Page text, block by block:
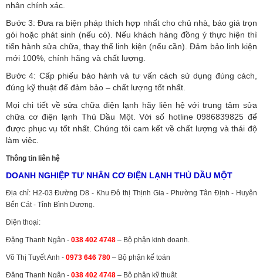
nhân chính xác.
Bước 3: Đưa ra biện pháp thích hợp nhất cho chủ nhà, báo giá trọn
gói hoặc phát sinh (nếu có). Nếu khách hàng đồng ý thực hiện thì
tiến hành sửa chữa, thay thế linh kiện (nếu cần). Đảm bảo linh kiện
mới 100%, chính hãng và chất lượng.
Bước 4: Cấp phiếu bảo hành và tư vấn cách sử dụng đúng cách,
đúng kỹ thuật để đảm bảo – chất lượng tốt nhất.
Mọi chi tiết về sửa chữa điện lạnh hãy liên hệ với trung tâm sửa
chữa cơ điện lạnh Thủ Dầu Một. Với số hotline 0986839825 để
được phục vụ tốt nhất. Chúng tôi cam kết về chất lượng và thái độ
làm việc.
Thông tin liên hệ
DOANH NGHIỆP TƯ NHÂN CƠ ĐIỆN LẠNH THỦ DẦU MỘT
Địa chỉ: H2-03 Đường D8 - Khu Đô thị Thịnh Gia - Phường Tân Định - Huyện
Bến Cát - Tỉnh Bình Dương.
Điện thoại:
Đặng Thanh Ngân - 038 402 4748 – Bộ phận kinh doanh.
Võ Thị Tuyết Anh - 0973 646 780 – Bộ phận kế toán
Đặng Thanh Ngân - 038 402 4748 – Bộ phận kỹ thuật